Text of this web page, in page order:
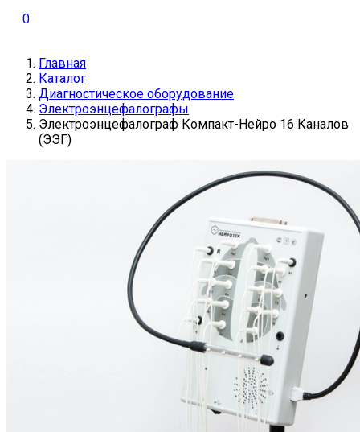
0
Главная
Каталог
Диагностическое оборудование
Электроэнцефалографы
Электроэнцефалограф Компакт-Нейро 16 Каналов
(ЭЭГ)